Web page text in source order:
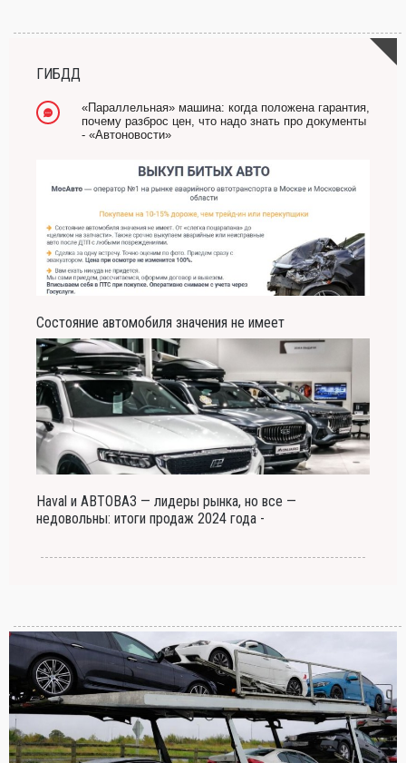
-- Лучшее, что можно сделать с хорошим советом, это пропустить его мимо ушей.
ГИБДД
«Параллельная» машина: когда положена гарантия,
почему разброс цен, что надо знать про документы
- «Автоновости»
Состояние автомобиля значения не имеет
Haval и АВТОВАЗ — лидеры рынка, но все —
недовольны: итоги продаж 2024 года -